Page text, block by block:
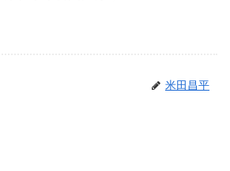
米田昌平